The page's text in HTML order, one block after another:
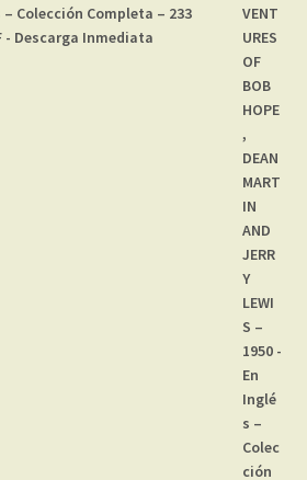
– Colección Completa – 233
- Descarga Inmediata